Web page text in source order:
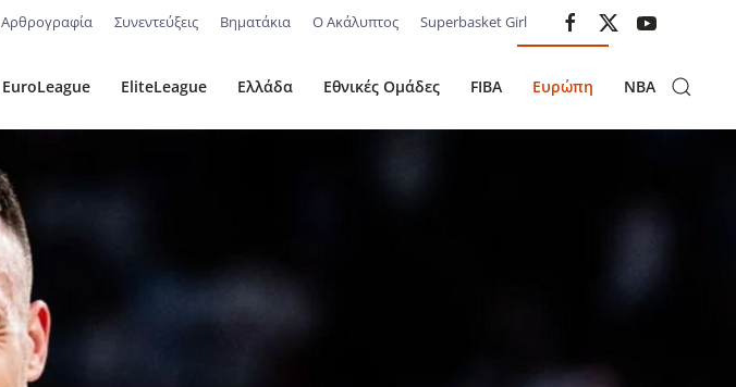
Αρθρογραφία Συνεντεύξεις Βηματάκια Ο Ακάλυπτος Superbasket Girl
EuroLeague EliteLeague Ελλάδα Εθνικές Ομάδες FIBA Ευρώπη NBA